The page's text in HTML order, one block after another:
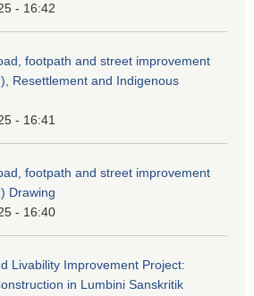
- 16:42
footpath and street improvement
Resettlement and Indigenous
- 16:41
footpath and street improvement
Drawing
- 16:40
Livability Improvement Project:
in Lumbini Sanskritik